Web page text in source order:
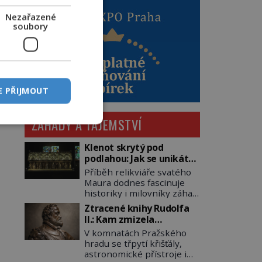
ZÁHADY A TAJEMSTVÍ
Klenot skrytý pod
podlahou: Jak se unikátní
románský poklad dostal
do zapadlého Bečova?
Příběh relikviáře svatého
Maura dodnes fascinuje
historiky i milovníky záhad
po celém světě. Tato
románská zlatnická
památka ze 13. století je
po českých korunovačních
klenotech druhým
nejcennějším movitým
Ztracené knihy Rudolfa
II.: Kam zmizela
nejzáhadnější knihovna
Evropy?
V komnatách Pražského
hradu se třpytí křišťály,
astronomické přístroje i
Nezařazené
soubory
PŘIJMOUT